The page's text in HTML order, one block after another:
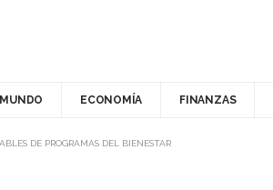
MUNDO ECONOMÍA FINANZAS
DE PROGRAMAS DEL BIENESTAR